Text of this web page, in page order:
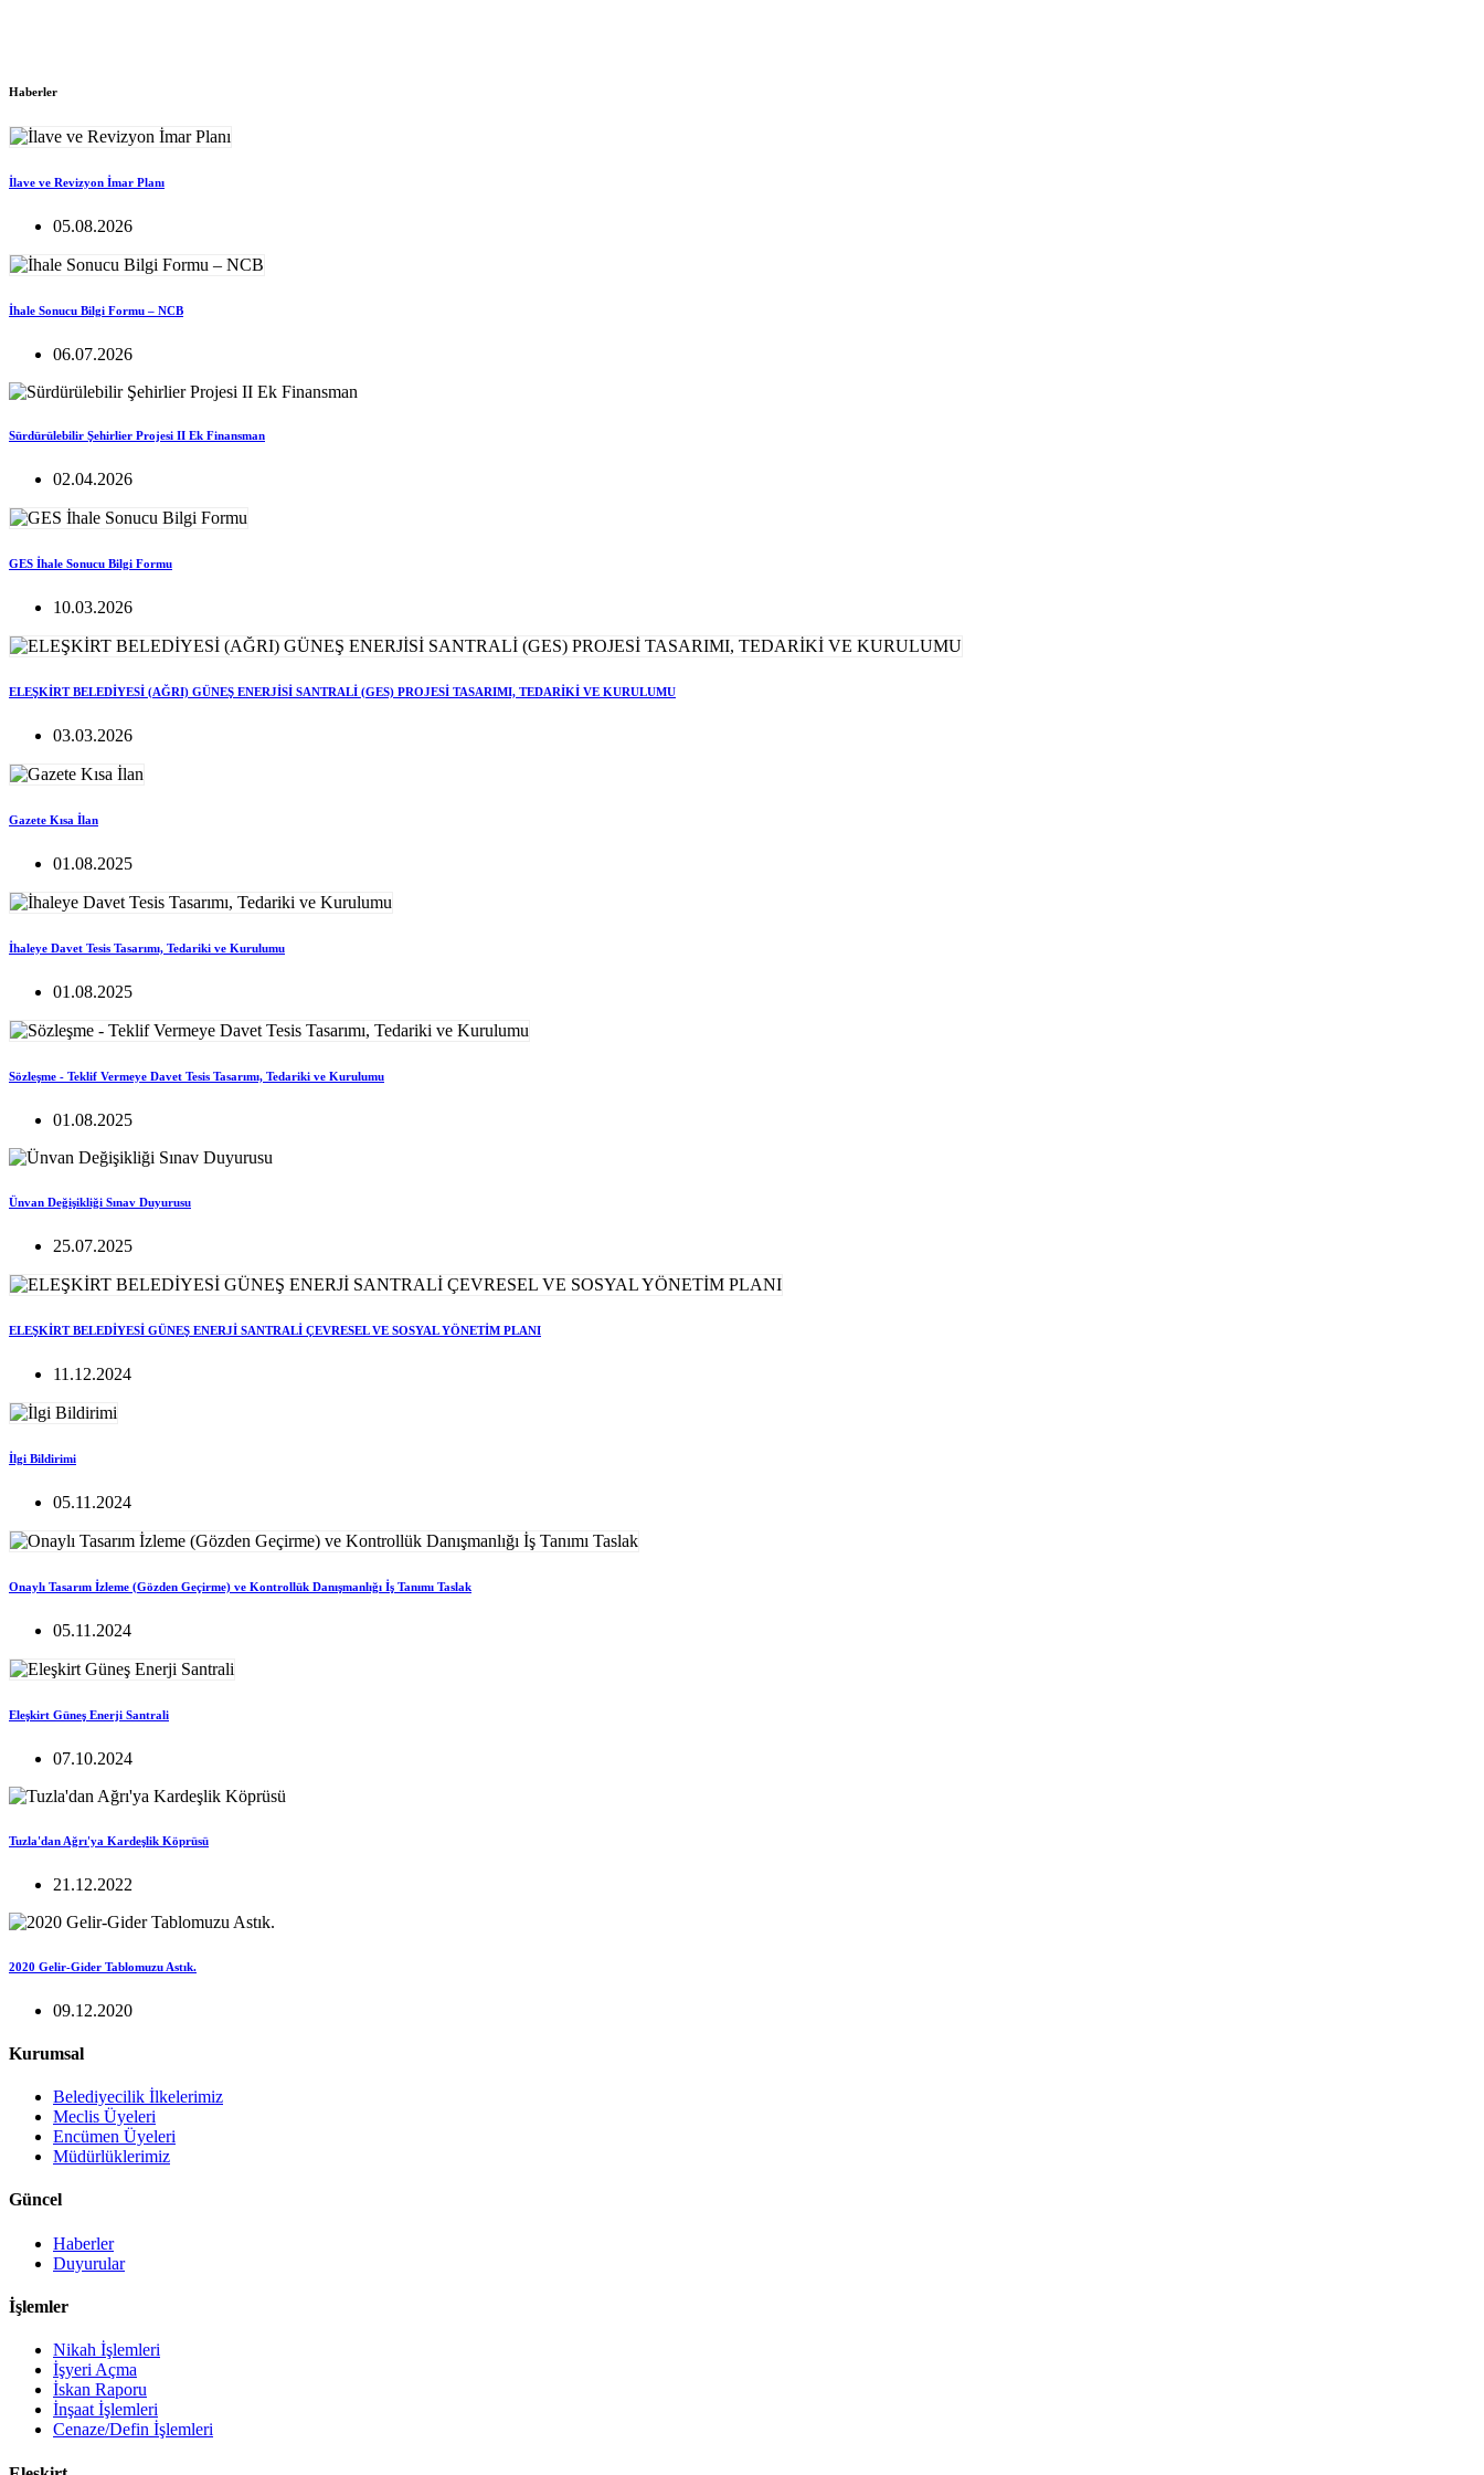
Haberler
İlave ve Revizyon İmar Planı
05.08.2026
İhale Sonucu Bilgi Formu – NCB
06.07.2026
Sürdürülebilir Şehirlier Projesi II Ek Finansman
02.04.2026
GES İhale Sonucu Bilgi Formu
10.03.2026
ELEŞKİRT BELEDİYESİ (AĞRI) GÜNEŞ ENERJİSİ SANTRALİ (GES) PROJESİ TASARIMI, TEDARİKİ VE KURULUMU
03.03.2026
Gazete Kısa İlan
01.08.2025
İhaleye Davet Tesis Tasarımı, Tedariki ve Kurulumu
01.08.2025
Sözleşme - Teklif Vermeye Davet Tesis Tasarımı, Tedariki ve Kurulumu
01.08.2025
Ünvan Değişikliği Sınav Duyurusu
25.07.2025
ELEŞKİRT BELEDİYESİ GÜNEŞ ENERJİ SANTRALİ ÇEVRESEL VE SOSYAL YÖNETİM PLANI
11.12.2024
İlgi Bildirimi
05.11.2024
Onaylı Tasarım İzleme (Gözden Geçirme) ve Kontrollük Danışmanlığı İş Tanımı Taslak
05.11.2024
Eleşkirt Güneş Enerji Santrali
07.10.2024
Tuzla'dan Ağrı'ya Kardeşlik Köprüsü
21.12.2022
2020 Gelir-Gider Tablomuzu Astık.
09.12.2020
Kurumsal
Belediyecilik İlkelerimiz
Meclis Üyeleri
Encümen Üyeleri
Müdürlüklerimiz
Güncel
Haberler
Duyurular
İşlemler
Nikah İşlemleri
İşyeri Açma
İskan Raporu
İnşaat İşlemleri
Cenaze/Defin İşlemleri